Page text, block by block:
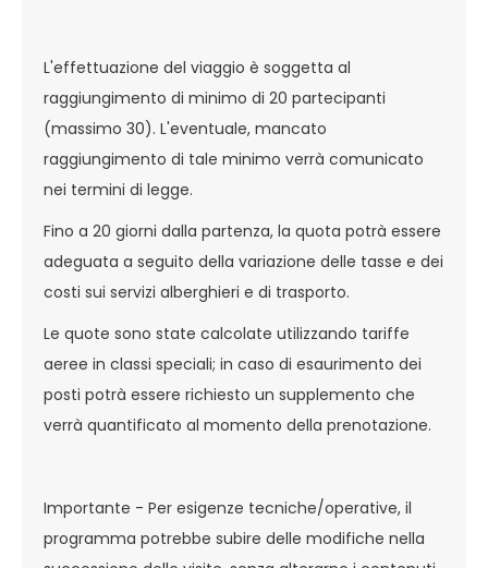
L'effettuazione del viaggio è soggetta al
raggiungimento di minimo di 20 partecipanti
(massimo 30). L'eventuale, mancato
raggiungimento di tale minimo verrà comunicato
nei termini di legge.
Fino a 20 giorni dalla partenza, la quota potrà essere
adeguata a seguito della variazione delle tasse e dei
costi sui servizi alberghieri e di trasporto.
Le quote sono state calcolate utilizzando tariffe
aeree in classi speciali; in caso di esaurimento dei
posti potrà essere richiesto un supplemento che
verrà quantificato al momento della prenotazione.
Importante - Per esigenze tecniche/operative, il
programma potrebbe subire delle modifiche nella